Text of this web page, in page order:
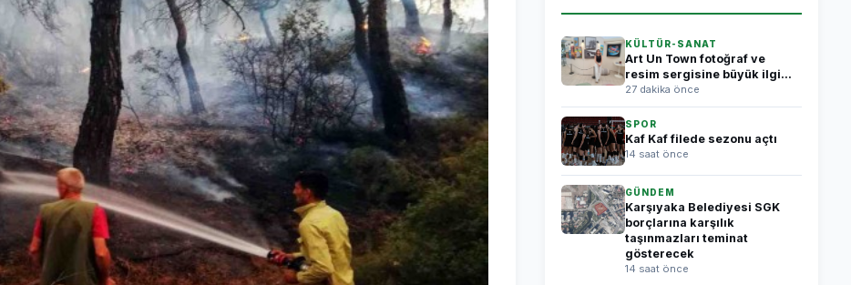
KÜLTÜR-SANAT
Art Un Town fotoğraf ve
resim sergisine büyük ilgi...
27 dakika önce
SPOR
Kaf Kaf filede sezonu açtı
14 saat önce
GÜNDEM
Karşıyaka Belediyesi SGK
borçlarına karşılık
taşınmazları teminat
gösterecek
14 saat önce